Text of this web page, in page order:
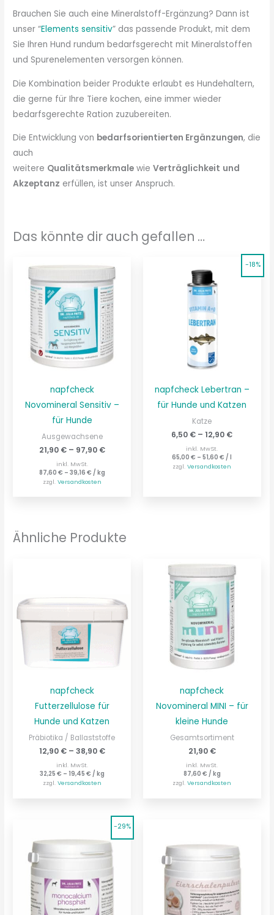
Brauchen Sie auch eine Mineralstoff-Ergänzung? Dann ist
unser “Elements sensitiv” das passende Produkt, mit dem
Sie Ihren Hund rundum bedarfsgerecht mit Mineralstoffen
und Spurenelementen versorgen können.
Die Kombination beider Produkte erlaubt es Hundehaltern,
die gerne für Ihre Tiere kochen, eine immer wieder
bedarfsgerechte Ration zuzubereiten.
Die Entwicklung von bedarfsorientierten Ergänzungen, die
auch
weitere Qualitätsmerkmale wieVerträglichkeit und
Akzeptanz erfüllen, ist unser Anspruch.
Das könnte dir auch gefallen …
napfcheck
Novomineral Sensitiv –
für Hunde
Ausgewachsene
21,90 €– 97,90 €
inkl. MwSt.
87,60 € – 39,16 € / kg
zzgl. Versandkosten
-18%
napfcheck Lebertran –
für Hunde und Katzen
Katze
6,50 € –12,90 €
inkl. MwSt.
65,00€ –51,60€ /l
zzgl.Versandkosten
Ähnliche Produkte
napfcheck
Futterzellulose für
Hunde und Katzen
Präbiotika / Ballaststoffe
12,90 €– 38,90 €
inkl. MwSt.
32,25 € – 19,45 € / kg
zzgl. Versandkosten
napfcheck
Novomineral MINI – für
kleine Hunde
Gesamtsortiment
21,90 €
inkl. MwSt.
87,60 € / kg
zzgl.Versandkosten
-29%